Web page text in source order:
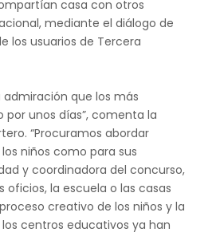
casa con otros
mediante el diálogo de
los usuarios de Tercera
admiración que los más
por unos días”, comenta la
“Procuramos abordar
niños como para sus
y coordinadora del concurso,
oficios, la escuela o las casas
creativo de los niños y la
centros educativos ya han